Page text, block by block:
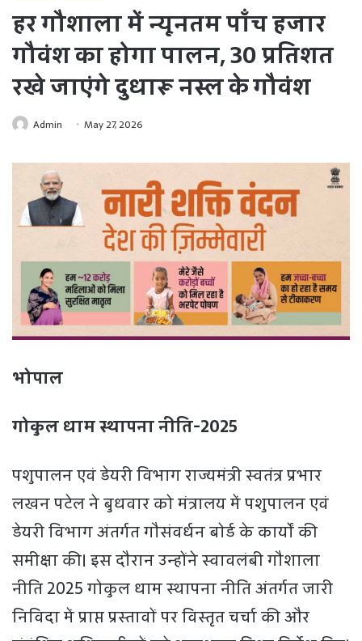
हर गौशाला में न्यूनतम पाँच हजार
गौवंश का होगा पालन, 30 प्रतिशत
रखे जाएंगे दुधारू नस्ल के गौवंश
Admin May 27, 2026
भोपाल
गोकुल धाम स्थापना नीति-2025
पशुपालन एवं डेयरी विभाग राज्यमंत्री स्वतंत्र प्रभार
लखन पटेल ने बुधवार को मंत्रालय में पशुपालन एवं
डेयरी विभाग अंतर्गत गौसंवर्धन बोर्ड के कार्यों की
समीक्षा की। इस दौरान उन्होंने स्वावलंबी गौशाला
नीति 2025 गोकुल धाम स्थापना नीति अंतर्गत जारी
निविदा में प्राप्त प्रस्तावों पर विस्तृत चर्चा की और